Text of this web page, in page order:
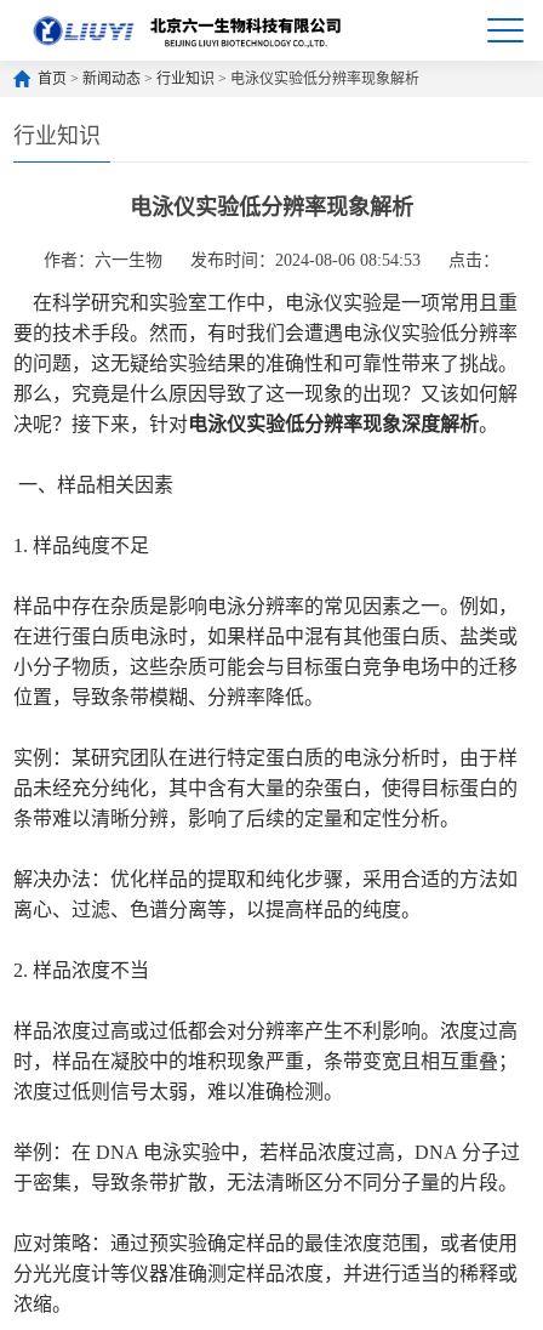
首页 >新闻动态 >行业知识 > 电泳仪实验低分辨率现象解析
行业知识
电泳仪实验低分辨率现象解析
作者：六一生物 发布时间：2024-08-06 08:54:53 点击：
在科学研究和实验室工作中，电泳仪实验是一项常用且重
要的技术手段。然而，有时我们会遭遇电泳仪实验低分辨率
的问题，这无疑给实验结果的准确性和可靠性带来了挑战。
那么，究竟是什么原因导致了这一现象的出现？又该如何解
决呢？接下来，针对电泳仪实验低分辨率现象深度解析。
一、样品相关因素
1. 样品纯度不足
样品中存在杂质是影响电泳分辨率的常见因素之一。例如，
在进行蛋白质电泳时，如果样品中混有其他蛋白质、盐类或
小分子物质，这些杂质可能会与目标蛋白竞争电场中的迁移
位置，导致条带模糊、分辨率降低。
实例：某研究团队在进行特定蛋白质的电泳分析时，由于样
品未经充分纯化，其中含有大量的杂蛋白，使得目标蛋白的
条带难以清晰分辨，影响了后续的定量和定性分析。
解决办法：优化样品的提取和纯化步骤，采用合适的方法如
离心、过滤、色谱分离等，以提高样品的纯度。
2. 样品浓度不当
样品浓度过高或过低都会对分辨率产生不利影响。浓度过高
时，样品在凝胶中的堆积现象严重，条带变宽且相互重叠；
浓度过低则信号太弱，难以准确检测。
举例：在 DNA 电泳实验中，若样品浓度过高，DNA 分子过
于密集，导致条带扩散，无法清晰区分不同分子量的片段。
应对策略：通过预实验确定样品的最佳浓度范围，或者使用
分光光度计等仪器准确测定样品浓度，并进行适当的稀释或
浓缩。